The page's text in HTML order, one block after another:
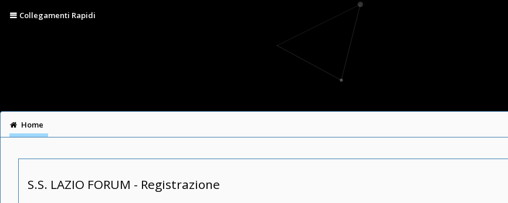
Collegamenti Rapidi
Home
S.S. LAZIO FORUM - Registrazione